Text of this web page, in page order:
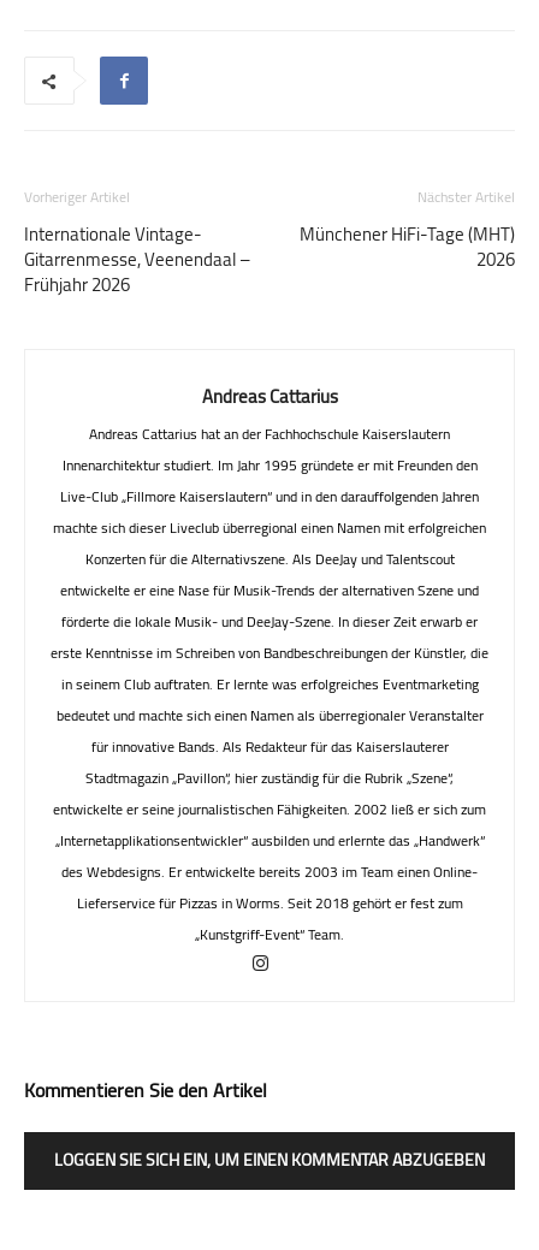
Vorheriger Artikel
Internationale Vintage-
Gitarrenmesse, Veenendaal –
Frühjahr 2026
Nächster Artikel
Münchener HiFi-Tage (MHT)
2026
Andreas Cattarius
Andreas Cattarius hat an der Fachhochschule Kaiserslautern
Innenarchitektur studiert. Im Jahr 1995 gründete er mit Freunden den
Live-Club „Fillmore Kaiserslautern“ und in den darauffolgenden Jahren
machte sich dieser Liveclub überregional einen Namen mit erfolgreichen
Konzerten für die Alternativszene. Als DeeJay und Talentscout
entwickelte er eine Nase für Musik-Trends der alternativen Szene und
förderte die lokale Musik- und DeeJay-Szene. In dieser Zeit erwarb er
erste Kenntnisse im Schreiben von Bandbeschreibungen der Künstler, die
in seinem Club auftraten. Er lernte was erfolgreiches Eventmarketing
bedeutet und machte sich einen Namen als überregionaler Veranstalter
für innovative Bands. Als Redakteur für das Kaiserslauterer
Stadtmagazin „Pavillon“, hier zuständig für die Rubrik „Szene“,
entwickelte er seine journalistischen Fähigkeiten. 2002 ließ er sich zum
„Internetapplikationsentwickler“ ausbilden und erlernte das „Handwerk“
des Webdesigns. Er entwickelte bereits 2003 im Team einen Online-
Lieferservice für Pizzas in Worms. Seit 2018 gehört er fest zum
„Kunstgriff-Event“ Team.
Kommentieren Sie den Artikel
LOGGEN SIE SICH EIN, UM EINEN KOMMENTAR ABZUGEBEN